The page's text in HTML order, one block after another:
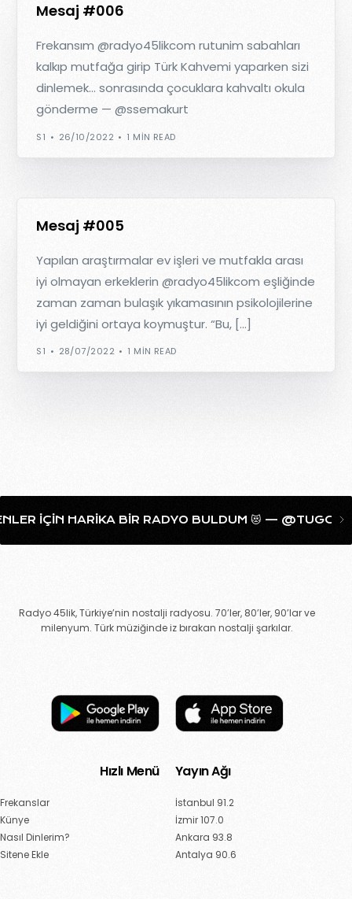
Mesaj #006
Frekansım @radyo45likcom rutunim sabahları
kalkıp mutfağa girip Türk Kahvemi yaparken sizi
dinlemek… sonrasında çocuklara kahvaltı okula
gönderme — @ssemakurt
S1 26/10/2022 1 MIN READ
Mesaj #005
Yapılan araştırmalar ev işleri ve mutfakla arası
iyi olmayan erkeklerin @radyo45likcom eşliğinde
zaman zaman bulaşık yıkamasının psikolojilerine
iyi geldiğini ortaya koymuştur. “Bu, […]
S1 28/07/2022 1 MIN READ
IÇIN HARIKA BIR RADYO BULDUM 😻 —
Radyo 45lik, Türkiye’nin nostalji radyosu. 70’ler, 80’ler, 90’lar ve
milenyum. Türk müziğinde iz bırakan nostalji şarkılar.
Hızlı Menü
Frekanslar
Künye
Nasıl Dinlerim?
Sitene Ekle
Yayın Ağı
İstanbul 91.2
İzmir 107.0
Ankara 93.8
Antalya 90.6